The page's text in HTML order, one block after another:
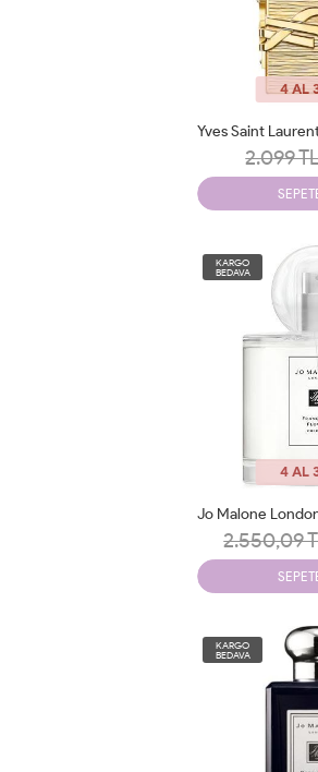
4 AL
2.099
KARGO
BEDAVA
4 AL
2.550,09
KARGO
BEDAVA